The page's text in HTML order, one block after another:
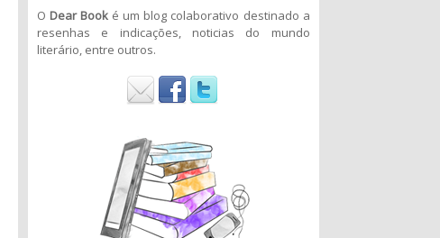
O Dear Book é um blog colaborativo destinado a
resenhas e indicações, noticias do mundo
literário, entre outros.